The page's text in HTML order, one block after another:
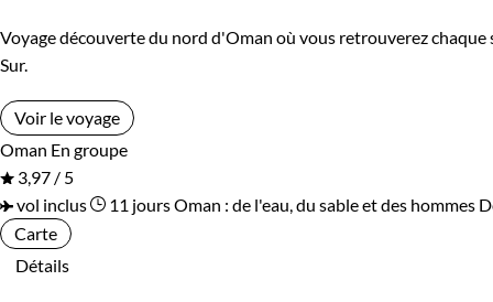
Voyage découverte du nord d'Oman où vous retrouverez
Sur.
Voir le voyage
Oman En groupe
3,97 / 5
vol inclus
11 joursOman : de l'eau, du sable et des hommes
Carte
Détails